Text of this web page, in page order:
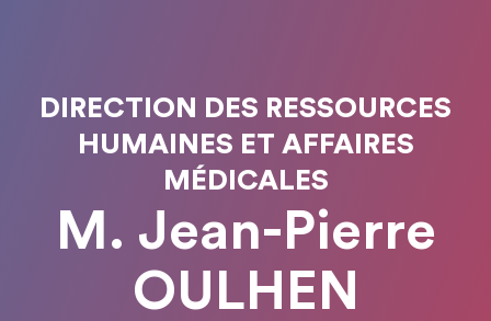
DIRECTION DES RESSOURCES
HUMAINES ET AFFAIRES
MÉDICALES
M. Jean-Pierre
OULHEN